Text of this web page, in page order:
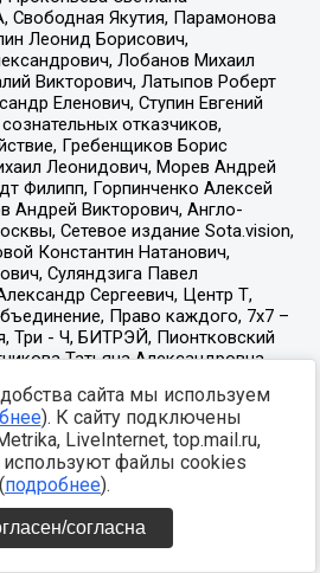
сайта мы используем
). К сайту подключены
LiveInternet, top.mail.ru,
файлы cookies
(подробнее).
согласна